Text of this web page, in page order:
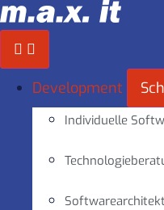
Zum
Inhalt
springen
Development
Individuelle